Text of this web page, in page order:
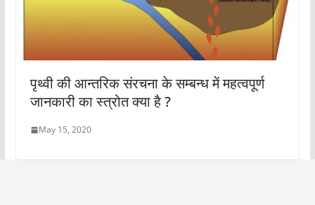
पृथ्वी की आन्तरिक संरचना के सम्बन्ध में महत्वपूर्ण
जानकारी का स्त्रोत क्या है ?
May 15, 2020